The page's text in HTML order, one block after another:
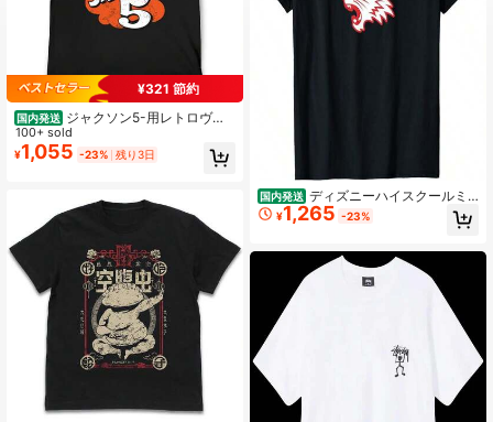
¥321 節約
国内発送 ジャクソン5-用レトロヴィ
ンテージ漫画Tシャツ,1970sユーズド
加工グラフィック,カワイイ服,スウェ
ットシャツ,スウェットシャツ
100+ sold
¥1,055 -23% 残り3日
国内発送 ディズニーハイスクールミ
ュージカル ザ?シリーズ イーストハ
イ Tシャツ
¥1,265 -23%